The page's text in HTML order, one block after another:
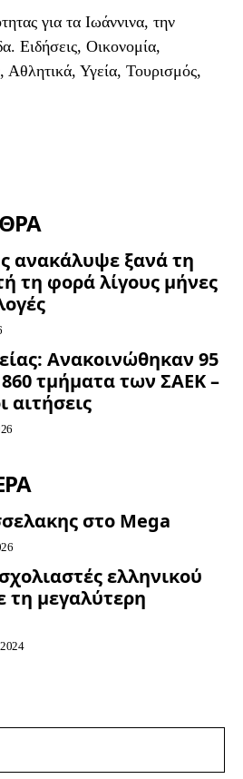
για τα Ιωάννινα, την
Ειδήσεις, Οικονομία,
Αθλητικά, Υγεία, Τουρισμός,
ανακάλυψε ξανά τη
τη φορά λίγους μήνες
Ανακοινώθηκαν 95
860 τμήματα των ΣΑΕΚ –
αιτήσεις
στο Mega
ελληνικού
τη μεγαλύτερη